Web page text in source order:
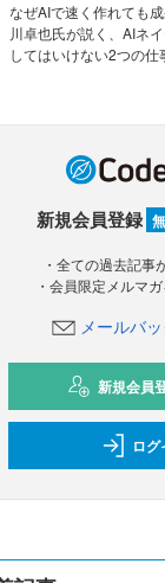
なぜAIで速く作れても
川卓也氏が説く、AIネ
してはいけない2つの仕
新規会員登録
・全ての過去記事
・会員限定メルマ
メールバ
新規会員
ロ